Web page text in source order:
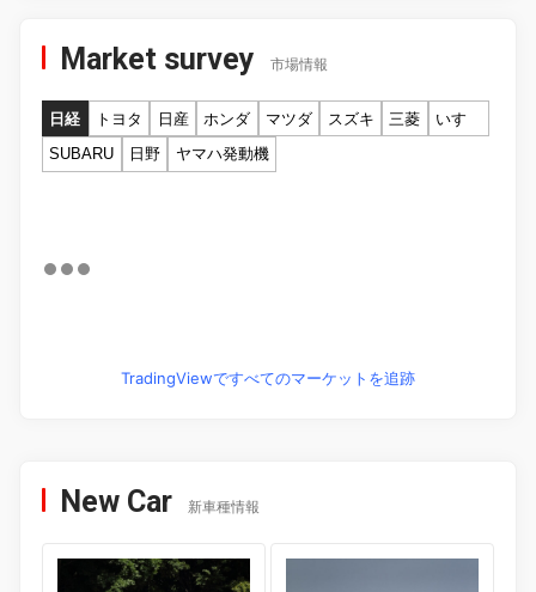
Market survey 市場情報
日経 トヨタ 日産 ホンダ マツダ スズキ 三菱
いすゞ
SUBARU
日野 ヤマハ発動機
TradingViewですべてのマーケットを追跡
New Car 新車種情報